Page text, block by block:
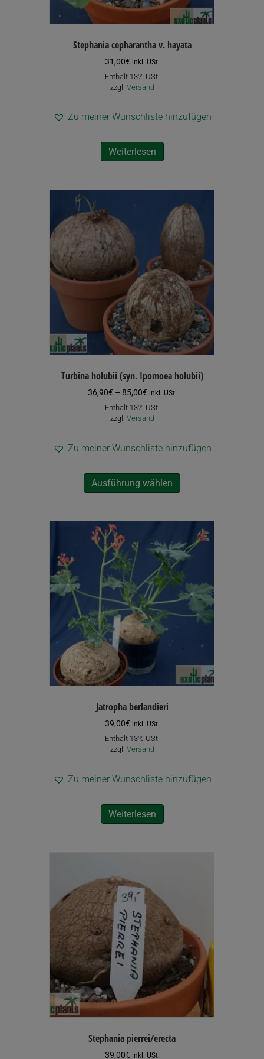
Stephania cepharantha v. hayata
31,00€ inkl. USt.
Enthält 13% USt.
zzgl. Versand
Zu meiner Wunschliste hinzufügen
Weiterlesen
Turbina holubii (syn. Ipomoea holubii)
36,90€ – 85,00€Preisspanne:
36,90€
bis
inkl. USt.
Enthält 13% USt.
zzgl. Versand
Zu meiner Wunschliste hinzufügen
Ausführung wählen
Varianten
Die
können
auf
der
Produktseite
werden
Jatropha berlandieri
39,00€ inkl. USt.
Enthält 13% USt.
zzgl. Versand
Zu meiner Wunschliste hinzufügen
Weiterlesen
Stephania pierrei/erecta
39,00€ inkl. USt.